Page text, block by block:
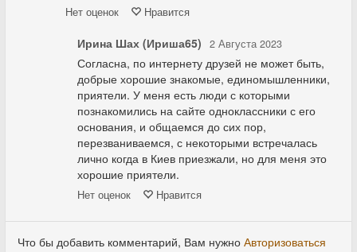
Нет оценок Нравится
Ирина Шах (Ириша65) 2 Августа 2023
Согласна, по интернету друзей не может быть,
добрые хорошие знакомые, единомышленники,
приятели. У меня есть люди с которыми
познакомились на сайте одноклассники с его
основания, и общаемся до сих пор,
перезваниваемся, с некоторыми встречалась
лично когда в Киев приезжали, но для меня это
хорошие приятели.
Нет оценок Нравится
Что бы добавить комментарий, Вам нужно Авторизоваться